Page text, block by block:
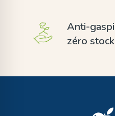
Anti-gaspi
zéro stock